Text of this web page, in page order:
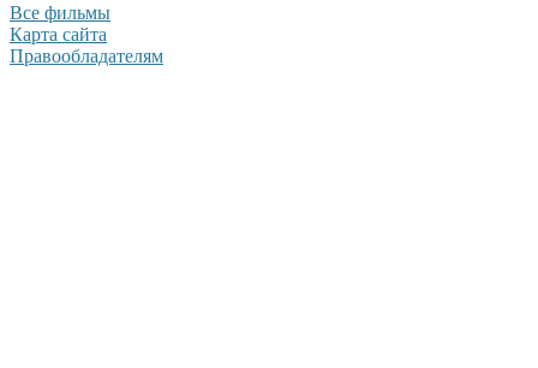
Все фильмы
Карта сайта
Правообладателям